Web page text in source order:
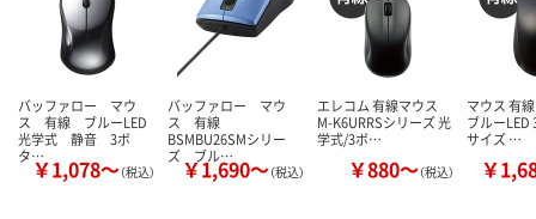
バッファロー マウ
ス 有線 ブルーLED
光学式 静音 3ボ
タ…￥1,078～（税込）
バッファロー マウ
ス 有線
BSMBU26SMシリー
ズ ブル…
￥1,690～（税込）
エレコム 有線マウス
M-K6URRSシリーズ 光
学式/3ボ…
￥880～（税込）
マウス 有
ブルーLED
サイズ …
￥